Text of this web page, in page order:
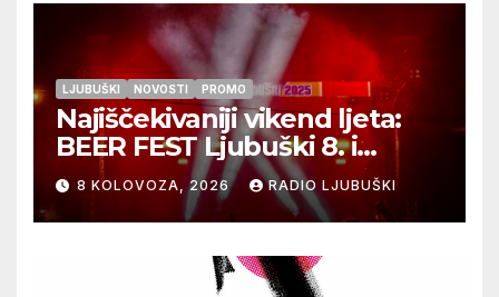
LJUBUŠKI NOVOSTI PROMO
Najiščekivaniji vikend ljeta:
BEER FEST Ljubuški 8. i
9.kolovoza
8 KOLOVOZA, 2026 RADIO LJUBUŠKI